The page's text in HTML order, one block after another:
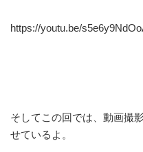
https://youtu.be/
そしてこの回では、動画撮
せているよ。